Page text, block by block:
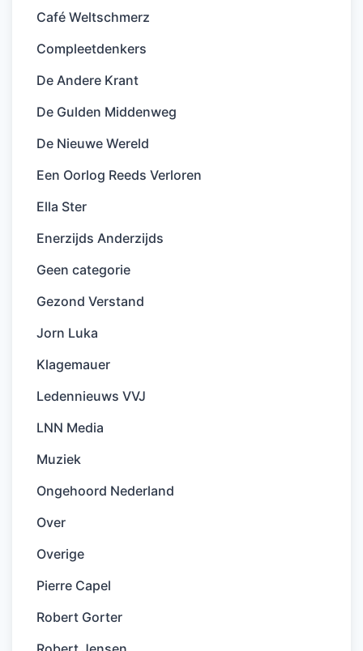
Café Weltschmerz
Compleetdenkers
De Andere Krant
De Gulden Middenweg
De Nieuwe Wereld
Een Oorlog Reeds Verloren
Ella Ster
Enerzijds Anderzijds
Geen categorie
Gezond Verstand
Jorn Luka
Klagemauer
Ledennieuws VVJ
LNN Media
Muziek
Ongehoord Nederland
Over
Overige
Pierre Capel
Robert Gorter